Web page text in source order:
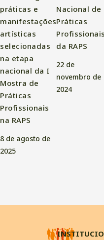
práticas e
manifestações
artísticas
selecionadas
na etapa
nacional da I
Mostra de
Práticas
Profissionais
na RAPS
8 de agosto de
2025
Nacional de
Práticas
Profissionais
da RAPS
22 de
novembro de
2024